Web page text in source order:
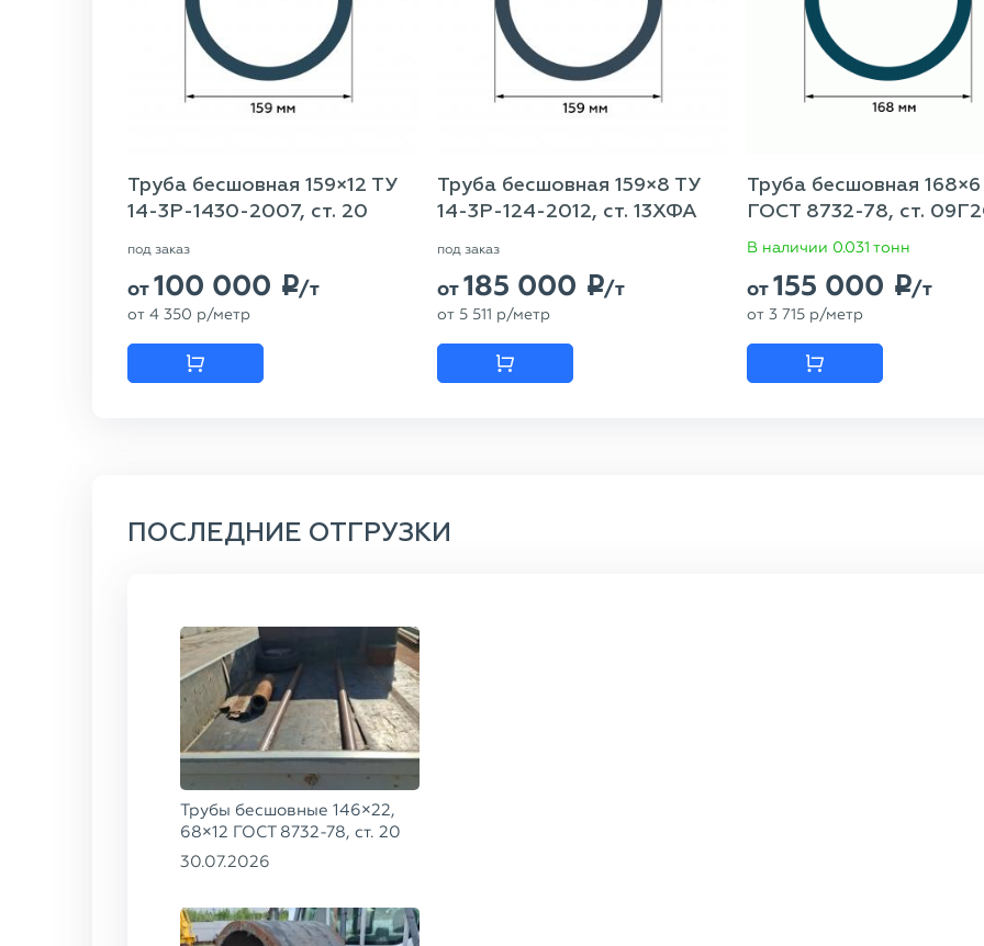
Труба бесшовная 159×12 ТУ
14-3Р-1430-2007, ст. 20
под заказ
от100 000 p/т
от 4 350 p/метр
Труба бесшовная 159×8 ТУ
14-3Р-124-2012, ст. 13ХФА
под заказ
от185 000 p/т
от 5 511 p/метр
Труба бесшовная 168×6
ГОСТ 8732-78, ст.
В наличии 0.031 тонн
от155 000 p/т
от 3 715 p/метр
ПОСЛЕДНИЕ ОТГРУЗКИ
Трубы бесшовные 146×22,
68×12 ГОСТ 8732-78, ст. 20
30.07.2026